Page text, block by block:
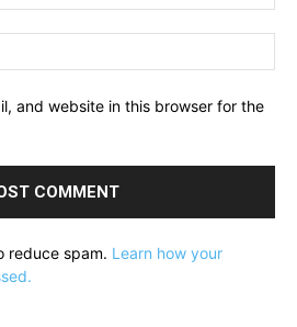
and website in this browser for the
reduce spam. Learn how your